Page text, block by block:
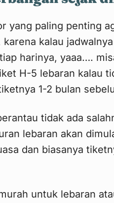
yang paling penting
kalau
harinya, yaaa….
H-5 lebaran kalau
1-2 bulan
tidak ada
lebaran akan
dan biasanya
untuk lebaran